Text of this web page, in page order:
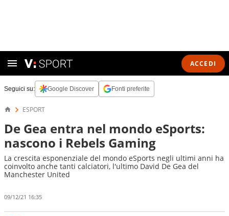
ACCEDI
Seguici su: Google Discover Fonti preferite
ESPORT
De Gea entra nel mondo eSports:
nascono i Rebels Gaming
La crescita esponenziale del mondo eSports negli ultimi anni ha
coinvolto anche tanti calciatori, l'ultimo David De Gea del
Manchester United
09/12/21 16:35